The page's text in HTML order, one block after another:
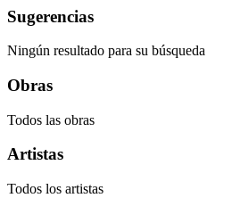
Sugerencias
Ningún resultado para su búsqueda
Obras
Todos las obras
Artistas
Todos los artistas